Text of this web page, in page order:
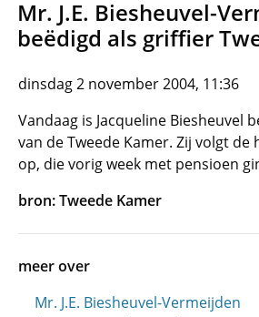
Mr. J.E. Biesheuvel-
beëdigd als griffier
dinsdag 2 november 2004, 11:36
Vandaag is Jacqueline Biesheuvel
van de Tweede Kamer. Zij volgt de
op, die vorig week met pensioen
bron: Tweede Kamer
meer over
Mr. J.E. Biesheuvel-Vermeijden